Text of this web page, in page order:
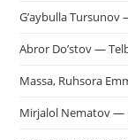
G’aybulla Tursunov
Abror Do’stov —
Massa, Ruhsora
Mirjalol Nematov —